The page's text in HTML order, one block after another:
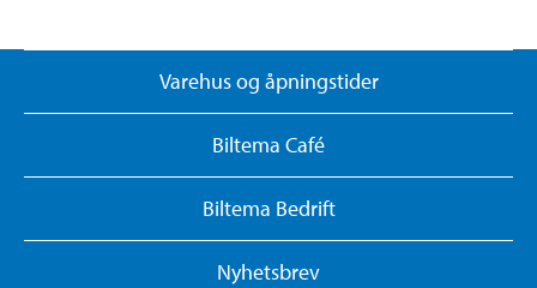
Varehus og åpningstider
Biltema Café
Biltema Bedrift
Nyhetsbrev